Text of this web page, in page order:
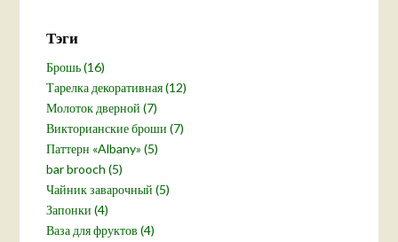
Тэги
Брошь (16)
Тарелка декоративная (12)
Молоток дверной (7)
Викторианские броши (7)
Паттерн «Albany» (5)
bar brooch (5)
Чайник заварочный (5)
Запонки (4)
Ваза для фруктов (4)